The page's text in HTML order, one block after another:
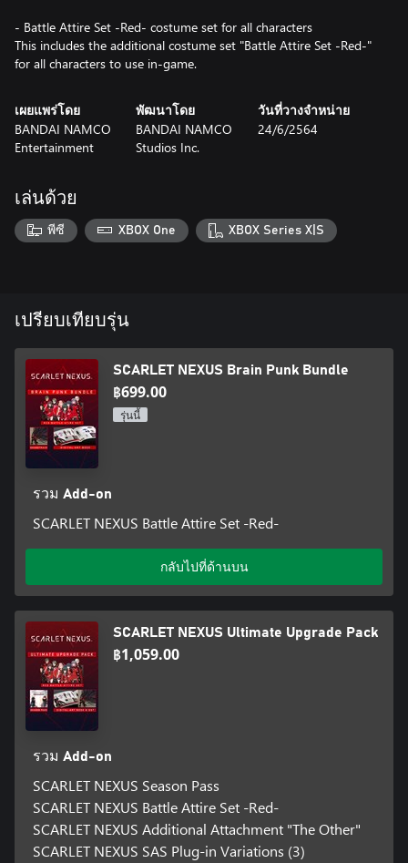
- Battle Attire Set -Red- costume set for all characters
This includes the additional costume set "Battle Attire Set -Red-"
for all characters to use in-game.
เผยแพร่โดย
BANDAI NAMCO
Entertainment
พัฒนาโดย
BANDAI NAMCO
Studios Inc.
วันที่วางจำหน่าย
24/6/2564
เล่นด้วย
พีซี XBOX One XBOX Series X|S
เปรียบเทียบรุ่น
SCARLET NEXUS Brain Punk Bundle
฿699.00
รุ่นนี้
รวม Add-on
SCARLET NEXUS Battle Attire Set -Red-
กลับไปที่ด้านบน
SCARLET NEXUS Ultimate Upgrade Pack
฿1,059.00
รวม Add-on
SCARLET NEXUS Season Pass
SCARLET NEXUS Battle Attire Set -Red-
SCARLET NEXUS Additional Attachment "The Other"
SCARLET NEXUS SAS Plug-in Variations (3)